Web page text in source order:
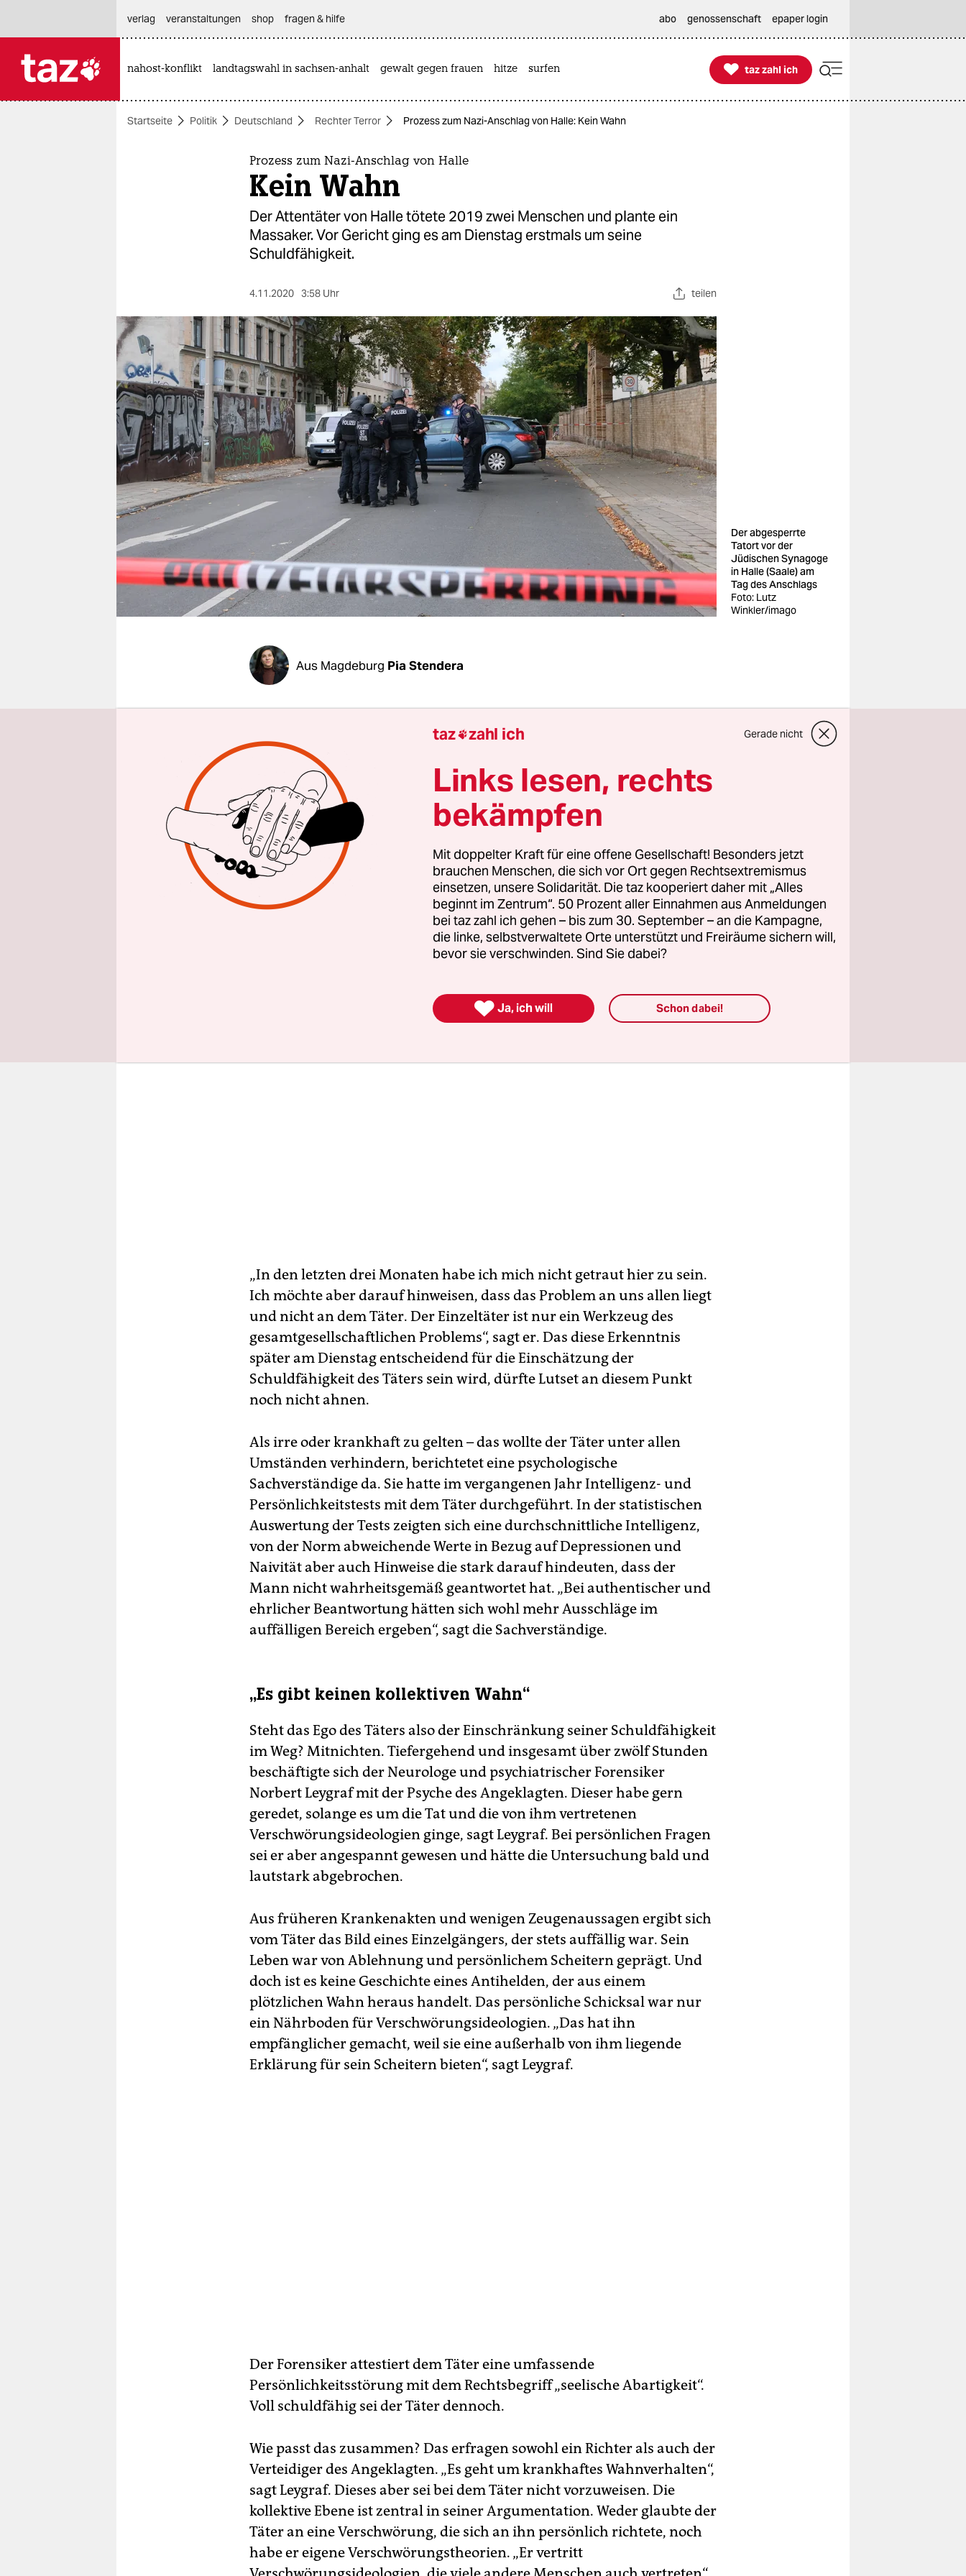
themen
berlin
nord
wahrheit
verlag
verlag
veranstaltungen
shop
fragen & hilfe
unterstützen
abo
genossenschaft
verlag
veranstaltungen shop fragen & hilfe abo genossenschaft epaper login
nahost-konflikt landtagswahl in sachsen-anhalt gewalt gegen frauen hitze surfen 
taz zahl ich
taz zahl ich
Startseite Politik Deutschland Rechter Terror Prozess zum Nazi-Anschlag von Halle: Kein Wahn
Prozess zum Nazi-Anschlag von Halle
Kein Wahn
Der Attentäter von Halle tötete 2019 zwei Menschen und plante ein
Massaker. Vor Gericht ging es am Dienstag erstmals um seine
Schuldfähigkeit.
4.11.2020 3:58 Uhr teilen
Der abgesperrte
Tatort vor der
Jüdischen Synagoge
in Halle (Saale) am
Tag des Anschlags
Foto: Lutz
Winkler/imago
Aus Magdeburg Pia Stendera
Menschen neigen dazu, ihnen unerklärliche Taten zu pathologisieren,
die Täter als irre oder krankhaft zu deklarieren. Auch der Zeuge
Valentin Lutset spricht an diesem Dienstagmorgen am Landgericht
Magdeburg von Antisemitismus als Krankheit, als Krebsgeschwür.
Von dieser Krankheit sei nicht nur der Täter betroffen, sondern die
Gesellschaft.
Lutset hatte vor gut einem Jahr die Entscheidung getroffen, mit einer
jungen Gruppe berliner Jüd:innen an Jom Kippur nach Halle in die
Synagoge zu fahren. Gerade deswegen habe er die Aussage im Prozess
antisemitischen Terroranschlag von Hallelang vor sich
hergeschoben, sagt er. Als er begriff, wie politisch der Prozess sei, habe
„In den letzten drei Monaten habe ich mich nicht getraut hier zu sein.
Ich möchte aber darauf hinweisen, dass das Problem an uns allen liegt
und nicht an dem Täter. Der Einzeltäter ist nur ein Werkzeug des
gesamtgesellschaftlichen Problems“, sagt er. Das diese Erkenntnis
später am Dienstag entscheidend für die Einschätzung der
Schuldfähigkeit des Täters sein wird, dürfte Lutset an diesem Punkt
noch nicht ahnen.
Als irre oder krankhaft zu gelten – das wollte der Täter unter allen
Umständen verhindern, berichtetet eine psychologische
Sachverständige da. Sie hatte im vergangenen Jahr Intelligenz- und
Persönlichkeitstests mit dem Täter durchgeführt. In der statistischen
Auswertung der Tests zeigten sich eine durchschnittliche Intelligenz,
von der Norm abweichende Werte in Bezug auf Depressionen und
Naivität aber auch Hinweise die stark darauf hindeuten, dass der
Mann nicht wahrheitsgemäß geantwortet hat. „Bei authentischer und
ehrlicher Beantwortung hätten sich wohl mehr Ausschläge im
auffälligen Bereich ergeben“, sagt die Sachverständige.
„Es gibt keinen kollektiven Wahn“
Steht das Ego des Täters also der Einschränkung seiner Schuldfähigkeit
im Weg? Mitnichten. Tiefergehend und insgesamt über zwölf Stunden
beschäftigte sich der Neurologe und psychiatrischer Forensiker
Norbert Leygraf mit der Psyche des Angeklagten. Dieser habe gern
geredet, solange es um die Tat und die von ihm vertretenen
Verschwörungsideologien ginge, sagt Leygraf. Bei persönlichen Fragen
sei er aber angespannt gewesen und hätte die Untersuchung bald und
lautstark abgebrochen.
Aus früheren Krankenakten und wenigen Zeugenaussagen ergibt sich
vom Täter das Bild eines Einzelgängers, der stets auffällig war. Sein
Leben war von Ablehnung und persönlichem Scheitern geprägt. Und
doch ist es keine Geschichte eines Antihelden, der aus einem
plötzlichen Wahn heraus handelt. Das persönliche Schicksal war nur
ein Nährboden für Verschwörungsideologien. „Das hat ihn
empfänglicher gemacht, weil sie eine außerhalb von ihm liegende
Erklärung für sein Scheitern bieten“, sagt Leygraf.
Der Forensiker attestiert dem Täter eine umfassende
Persönlichkeitsstörung mit dem Rechtsbegriff „seelische Abartigkeit“.
Voll schuldfähig sei der Täter dennoch.
Wie passt das zusammen? Das erfragen sowohl ein Richter als auch der
Verteidiger des Angeklagten. „Es geht um krankhaftes Wahnverhalten“,
sagt Leygraf. Dieses aber sei bei dem Täter nicht vorzuweisen. Die
kollektive Ebene ist zentral in seiner Argumentation. Weder glaubte der
Täter an eine Verschwörung, die sich an ihn persönlich richtete, noch
habe er eigene Verschwörungstheorien. „Er vertritt
taz zahl ich Gerade nicht
Links lesen, rechts
bekämpfen
Mit doppelter Kraft für eine offene Gesellschaft! Besonders jetzt
brauchen Menschen, die sich vor Ort gegen Rechtsextremismus
einsetzen, unsere Solidarität. Die taz kooperiert daher mit „Alles
beginnt im Zentrum“. 50 Prozent aller Einnahmen aus Anmeldungen
bei taz zahl ich gehen – bis zum 30. September – an die Kampagne,
die linke, selbstverwaltete Orte unterstützt und Freiräume sichern will,
bevor sie verschwinden. Sind Sie dabei?
 Ja, ich will Schon dabei!